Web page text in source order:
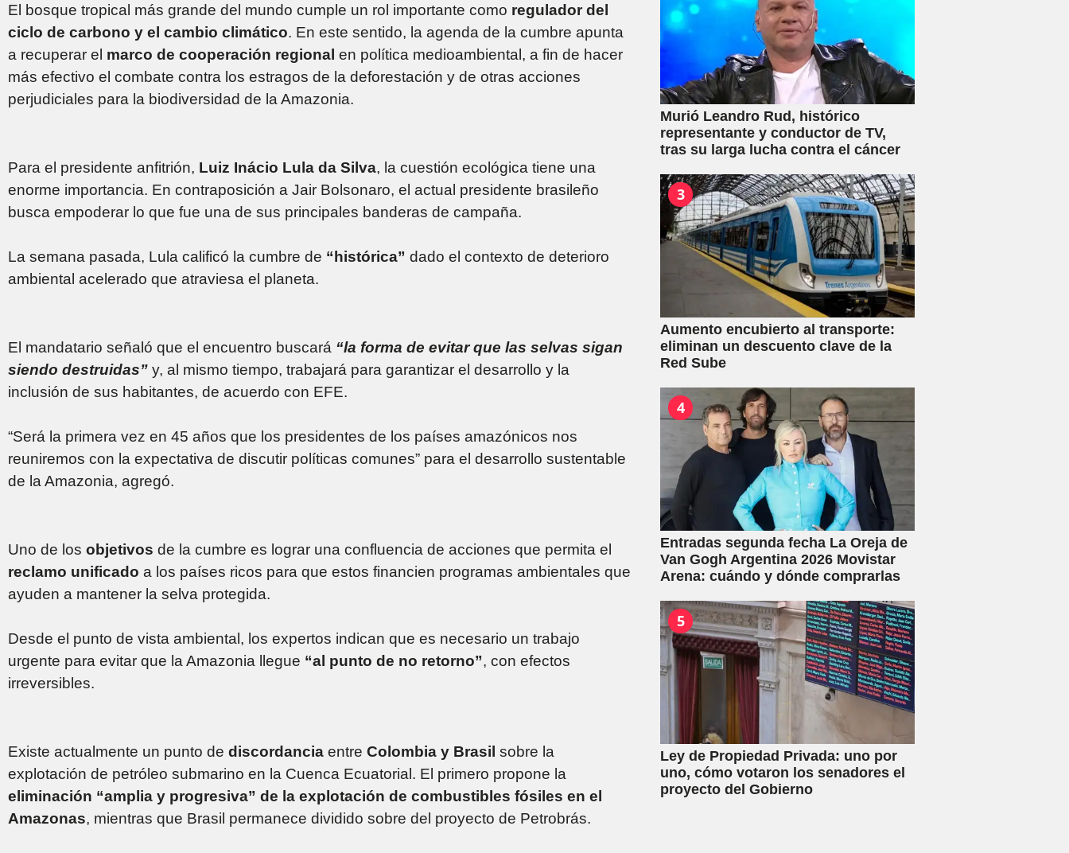
El bosque tropical más grande del mundo cumple un rol importante como regulador del
ciclo de carbono y el cambio climático. En este sentido, la agenda de la cumbre apunta
a recuperar el marco de cooperación regional en política medioambiental, a fin de hacer
más efectivo el combate contra los estragos de la deforestación y de otras acciones
perjudiciales para la biodiversidad de la Amazonia.
Para el presidente anfitrión, Luiz Inácio Lula da Silva, la cuestión ecológica tiene una
enorme importancia. En contraposición a Jair Bolsonaro, el actual presidente brasileño
busca empoderar lo que fue una de sus principales banderas de campaña.
La semana pasada, Lula calificó la cumbre de “histórica” dado el contexto de deterioro
ambiental acelerado que atraviesa el planeta.
El mandatario señaló que el encuentro buscará “la forma de evitar que las selvas sigan
siendo destruidas” y, al mismo tiempo, trabajará para garantizar el desarrollo y la
inclusión de sus habitantes, de acuerdo con EFE.
“Será la primera vez en 45 años que los presidentes de los países amazónicos nos
reuniremos con la expectativa de discutir políticas comunes” para el desarrollo sustentable
de la Amazonia, agregó.
Uno de los objetivos de la cumbre es lograr una confluencia de acciones que permita el
reclamo unificado a los países ricos para que estos financien programas ambientales que
ayuden a mantener la selva protegida.
Desde el punto de vista ambiental, los expertos indican que es necesario un trabajo
urgente para evitar que la Amazonia llegue “al punto de no retorno”, con efectos
irreversibles.
Existe actualmente un punto de discordancia entre Colombia y Brasil sobre la
explotación de petróleo submarino en la Cuenca Ecuatorial. El primero propone la
eliminación “amplia y progresiva” de la explotación de combustibles fósiles en el
Amazonas, mientras que Brasil permanece dividido sobre del proyecto de Petrobrás.
Murió Leandro Rud, histórico
representante y conductor de TV,
tras su larga lucha contra el cáncer
3
Aumento encubierto al transporte:
eliminan un descuento clave de la
Red Sube
4
Entradas segunda fecha La Oreja de
Van Gogh Argentina 2026 Movistar
Arena: cuándo y dónde comprarlas
5
Ley de Propiedad Privada: uno por
uno, cómo votaron los senadores el
proyecto del Gobierno